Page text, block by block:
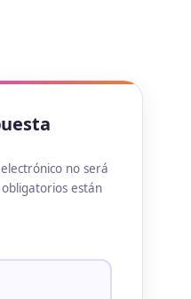
no será
obligatorios están